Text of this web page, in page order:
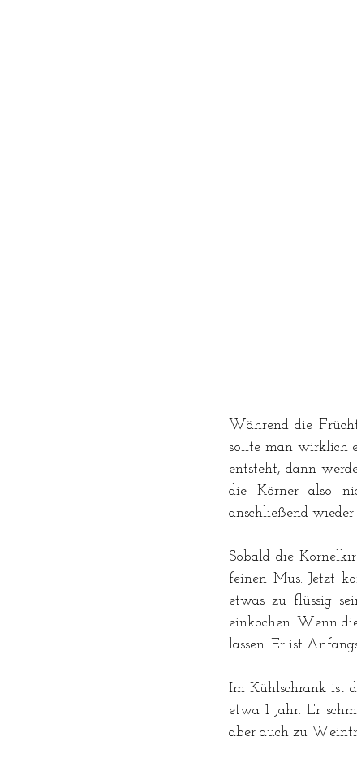
Während die
sollte man wirklich
entsteht, dann
die Körner also
anschließend wieder
Sobald die
feinen Mus. Jetzt
etwas zu flüssig
einkochen. Wenn
lassen. Er ist
Im Kühlschrank ist
etwa 1 Jahr. Er
aber auch zu